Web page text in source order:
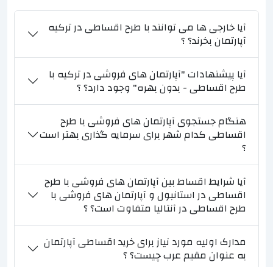
آیا خارجی ها می توانند با طرح اقساطی در ترکیه
آپارتمان بخرند؟ ؟
آیا پیشنهادات "آپارتمان های فروشی در ترکیه با
طرح اقساطی - بدون بهره" وجود دارد؟ ؟
هنگام جستجوی آپارتمان های فروشی با طرح
اقساطی کدام شهر برای سرمایه گذاری بهتر است
؟
آیا شرایط اقساط بین آپارتمان های فروشی با طرح
اقساطی در استانبول و آپارتمان های فروشی با
طرح اقساطی در آنتالیا متفاوت است؟ ؟
مدارک اولیه مورد نیاز برای خرید اقساطی آپارتمان
به عنوان مقیم عرب چیست؟ ؟